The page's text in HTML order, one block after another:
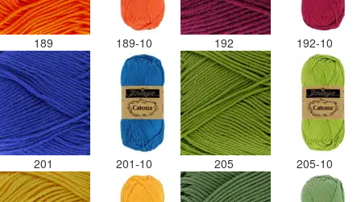
189 189-10 192 192-10
201 201-10 205 205-10